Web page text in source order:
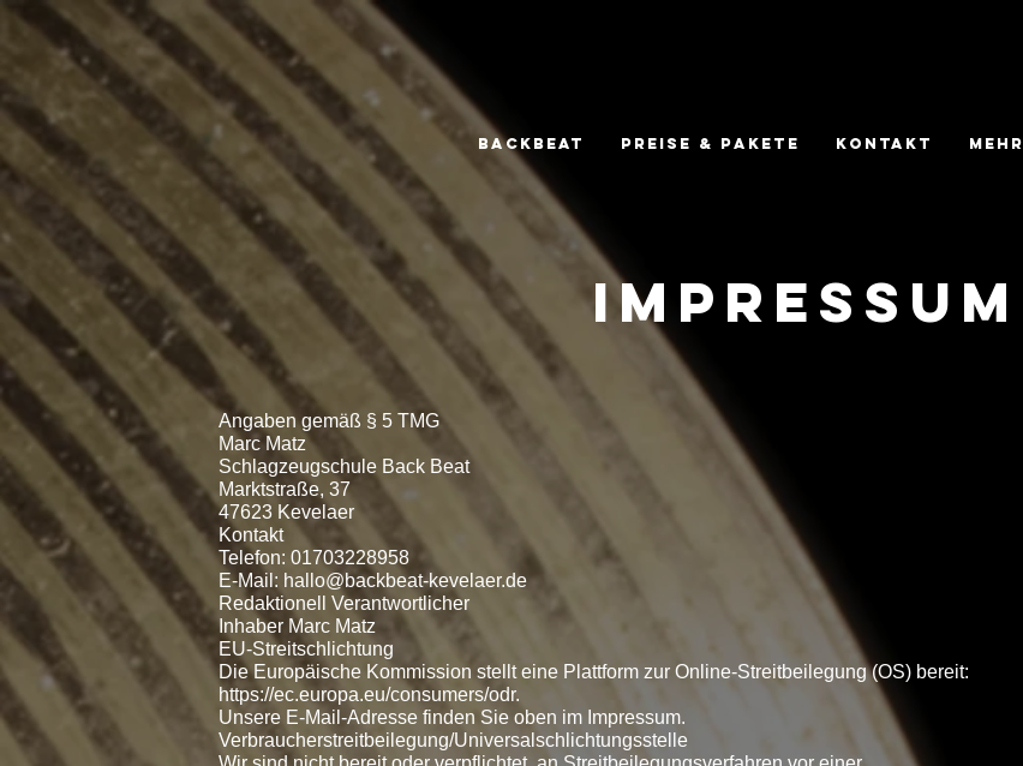
Backbeat Preise & Pakete kontakt Mehr
Impressum
Angaben gemäß § 5 TMG
Marc Matz
Schlagzeugschule Back Beat
Marktstraße, 37
47623 Kevelaer
Kontakt
Telefon: 01703228958
E-Mail: hallo@backbeat-kevelaer.de
Redaktionell Verantwortlicher
Inhaber Marc Matz
EU-Streitschlichtung
Die Europäische Kommission stellt eine Plattform zur Online-Streitbeilegung (OS) bereit:
https://ec.europa.eu/consumers/odr.
Unsere E-Mail-Adresse finden Sie oben im Impressum.
Verbraucherstreitbeilegung/Universalschlichtungsstelle